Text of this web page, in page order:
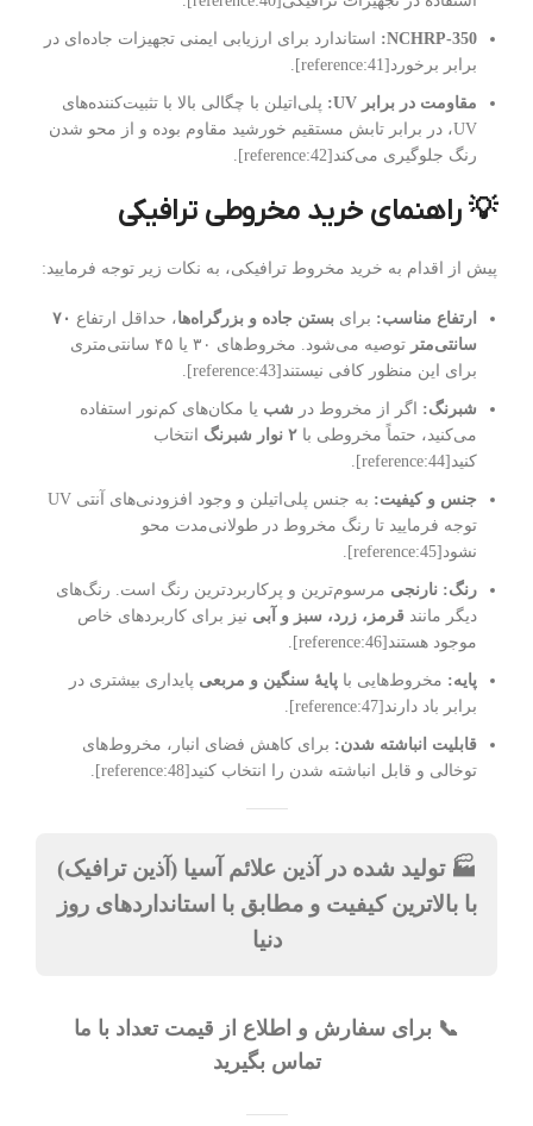
NCHRP-350:
استاندارد برای ارزیابی ایمنی تجهیزات جاده‌ای در
برابر برخورد[reference:41].
مقاومت در برابر UV:
پلی‌اتیلن با چگالی بالا با تثبیت‌کننده‌های
UV، در برابر تابش مستقیم خورشید مقاوم بوده و از محو شدن
رنگ جلوگیری می‌کند[reference:42].
💡 راهنمای خرید مخروطی ترافیکی
پیش از اقدام به خرید مخروط ترافیکی، به نکات زیر توجه فرمایید:
ارتفاع مناسب: برای بستن جاده و بزرگراه‌ها، حداقل ارتفاع ۷۰
سانتی‌متر
توصیه می‌شود. مخروط‌های ۳۰ یا ۴۵ سانتی‌متری
برای این منظور کافی نیستند[reference:43].
شبرنگ: اگر از مخروط در شب یا مکان‌های کم‌نور استفاده
می‌کنید، حتماً مخروطی با ۲ نوار شبرنگ
انتخاب
کنید[reference:44].
جنس و کیفیت:
به جنس پلی‌اتیلن و وجود افزودنی‌های آنتی UV
توجه فرمایید تا رنگ مخروط در طولانی‌مدت محو
نشود[reference:45].
رنگ: نارنجی مرسوم‌ترین و پرکاربردترین رنگ است. رنگ‌های
دیگر مانند قرمز، زرد، سبز و آبی نیز برای کاربردهای خاص
موجود هستند[reference:46].
پایه: مخروط‌هایی با پایۀ سنگین و مربعی پایداری بیشتری در
برابر باد دارند[reference:47].
قابلیت انباشته شدن: برای کاهش فضای انبار، مخروط‌های
توخالی و قابل انباشته شدن را انتخاب کنید[reference:48].
🏭 تولید شده در
آذین علائم آسیا (آذین ترافیک)
با بالاترین کیفیت و مطابق با استانداردهای روز
دنیا
📞 برای سفارش و اطلاع از قیمت تعداد با ما
تماس بگیرید